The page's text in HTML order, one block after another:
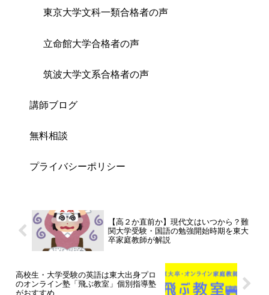
東京大学文科一類合格者の声
立命館大学合格者の声
筑波大学文系合格者の声
講師ブログ
無料相談
プライバシーポリシー
【高２か直前か】現代文はいつから？難
関大学受験・国語の勉強開始時期を東大
卒家庭教師が解説
高校生・大学受験の英語は東大出身プロ
のオンライン塾「飛ぶ教室」個別指導塾
がおすすめ